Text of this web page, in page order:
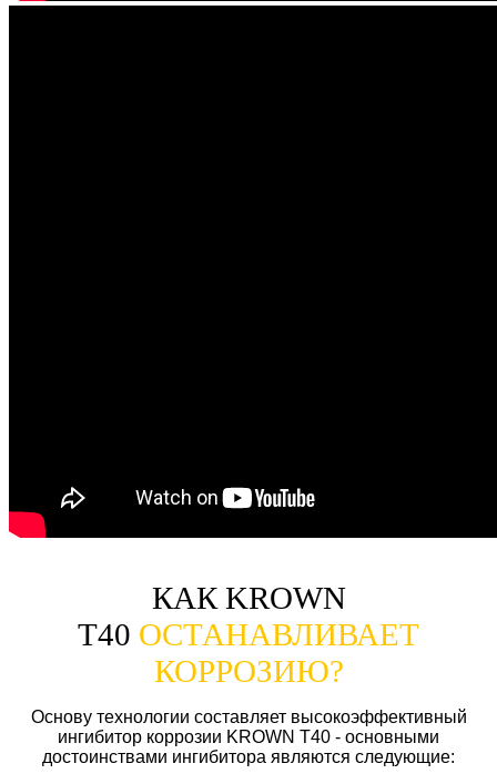
КАК KROWN
Т40 ОСТАНАВЛИВАЕТ
КОРРОЗИЮ?
Основу технологии составляет высокоэффективный
ингибитор коррозии KROWN Т40 - основными
достоинствами ингибитора являются следующие: